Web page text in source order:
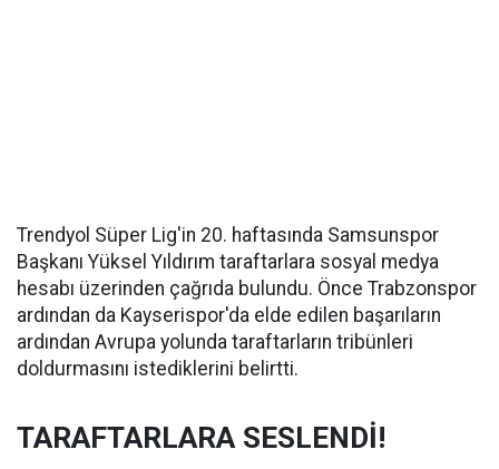
Trendyol Süper Lig'in 20. haftasında Samsunspor
Başkanı Yüksel Yıldırım taraftarlara sosyal medya
hesabı üzerinden çağrıda bulundu. Önce Trabzonspor
ardından da Kayserispor'da elde edilen başarıların
ardından Avrupa yolunda taraftarların tribünleri
doldurmasını istediklerini belirtti.
TARAFTARLARA SESLENDİ!